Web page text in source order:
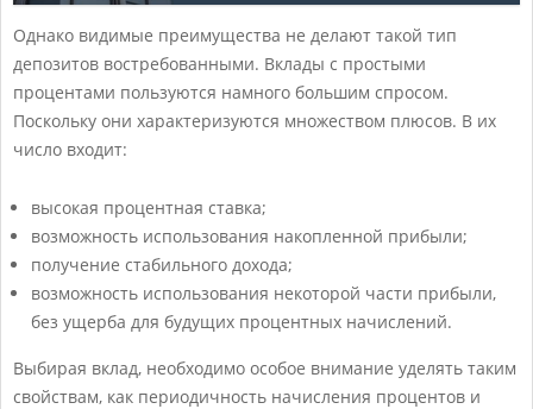
Однако видимые преимущества не делают такой тип
депозитов востребованными. Вклады с простыми
процентами пользуются намного большим спросом.
Поскольку они характеризуются множеством плюсов. В их
число входит:
высокая процентная ставка;
возможность использования накопленной прибыли;
получение стабильного дохода;
возможность использования некоторой части прибыли,
без ущерба для будущих процентных начислений.
Выбирая вклад, необходимо особое внимание уделять таким
свойствам, как периодичность начисления процентов и